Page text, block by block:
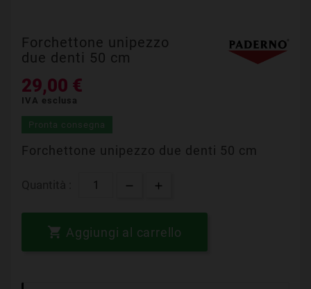
Forchettone unipezzo
due denti 50 cm
29,00 €
IVA esclusa
Pronta consegna
Forchettone unipezzo due denti 50 cm
 Aggiungi al carrello